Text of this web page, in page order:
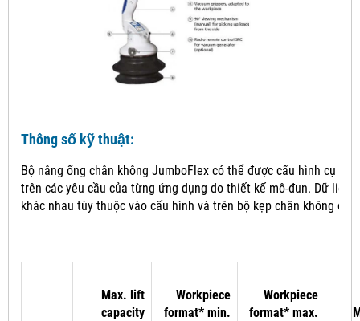
Thông số kỹ thuật:
Bộ nâng ống chân không JumboFlex có thể được cấu hình cụ thể
trên các yêu cầu của từng ứng dụng do thiết kế mô-đun. Dữ liệu
khác nhau tùy thuộc vào cấu hình và trên bộ kẹp chân không
Max. lift
capacity
Workpiece
format* min.
Workpiece
format* max.